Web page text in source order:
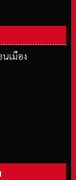
เมือง